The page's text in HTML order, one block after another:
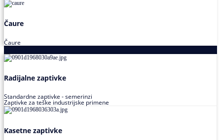
Čaure
Čaure
Radijalne zaptivke
Standardne zaptivke - semerinzi
Zaptivke za teške industrijske primene
Kasetne zaptivke